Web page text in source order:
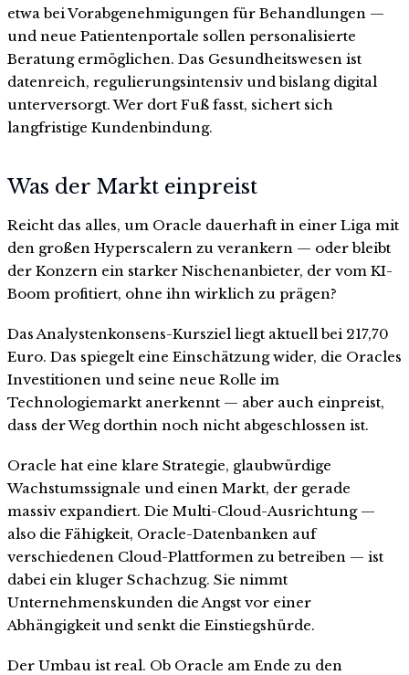
etwa bei Vorabgenehmigungen für Behandlungen —
und neue Patientenportale sollen personalisierte
Beratung ermöglichen. Das Gesundheitswesen ist
datenreich, regulierungsintensiv und bislang digital
unterversorgt. Wer dort Fuß fasst, sichert sich
langfristige Kundenbindung.
Was der Markt einpreist
Reicht das alles, um Oracle dauerhaft in einer Liga mit
den großen Hyperscalern zu verankern — oder bleibt
der Konzern ein starker Nischenanbieter, der vom KI-
Boom profitiert, ohne ihn wirklich zu prägen?
Das Analystenkonsens-Kursziel liegt aktuell bei 217,70
Euro. Das spiegelt eine Einschätzung wider, die Oracles
Investitionen und seine neue Rolle im
Technologiemarkt anerkennt — aber auch einpreist,
dass der Weg dorthin noch nicht abgeschlossen ist.
Oracle hat eine klare Strategie, glaubwürdige
Wachstumssignale und einen Markt, der gerade
massiv expandiert. Die Multi-Cloud-Ausrichtung —
also die Fähigkeit, Oracle-Datenbanken auf
verschiedenen Cloud-Plattformen zu betreiben — ist
dabei ein kluger Schachzug. Sie nimmt
Unternehmenskunden die Angst vor einer
Abhängigkeit und senkt die Einstiegshürde.
Der Umbau ist real. Ob Oracle am Ende zu den